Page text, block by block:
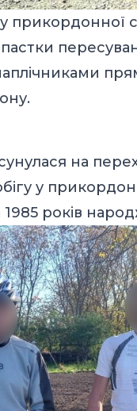
прикордонної
на
у
1985 років